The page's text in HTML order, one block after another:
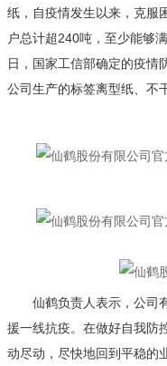
纸，自疫情发生以来，克服
户总计超240吨，至少能够
日，国家工信部确定的疫情
公司生产的标签离型纸、不
仙鹤负责人表示，公司有
援一线抗疫。在做好自我防
动尽动，尽快地回到平稳的